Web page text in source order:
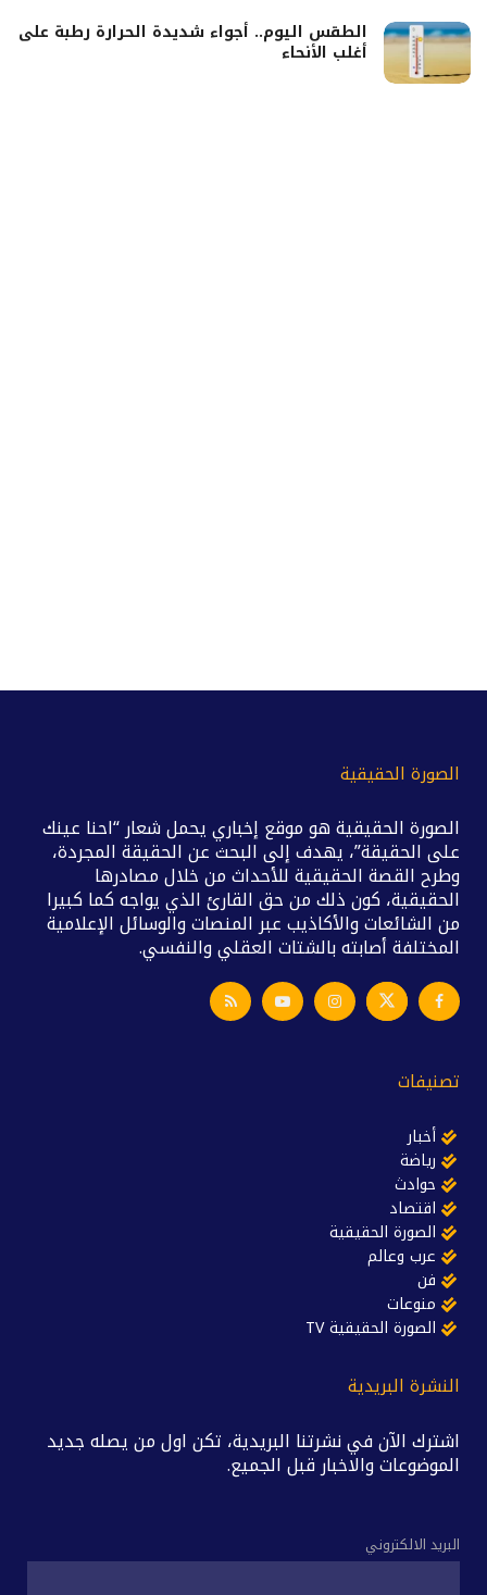
الطقس اليوم.. أجواء شديدة الحرارة رطبة على
أغلب الأنحاء
الصورة الحقيقية
الصورة الحقيقية هو موقع إخباري يحمل شعار “احنا عينك
على الحقيقة”، يهدف إلى البحث عن الحقيقة المجردة،
وطرح القصة الحقيقية للأحداث من خلال مصادرها
الحقيقية، كون ذلك من حق القارئ الذي يواجه كما كبيرا
من الشائعات والأكاذيب عبر المنصات والوسائل الإعلامية
المختلفة أصابته بالشتات العقلي والنفسي.
تصنيفات
أخبار
رياضة
حوادث
اقتصاد
الصورة الحقيقية
عرب وعالم
فن
منوعات
الصورة الحقيقية TV
النشرة البريدية
اشترك الآن في نشرتنا البريدية، تكن اول من يصله جديد
الموضوعات والاخبار قبل الجميع.
البريد الالكتروني